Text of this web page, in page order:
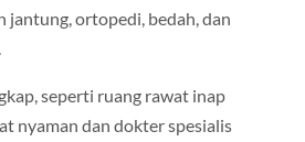
jantung, ortopedi, bedah, dan
seperti ruang rawat inap
nyaman dan dokter spesialis